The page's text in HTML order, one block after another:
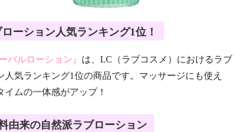
ーション人気ランキング1位！
バルローション』 は、LC（ラブコスメ）におけるラブ
人気ランキング1位の商品です。マッサージにも使え
イムの一体感がアップ！
由来の自然派ラブローション